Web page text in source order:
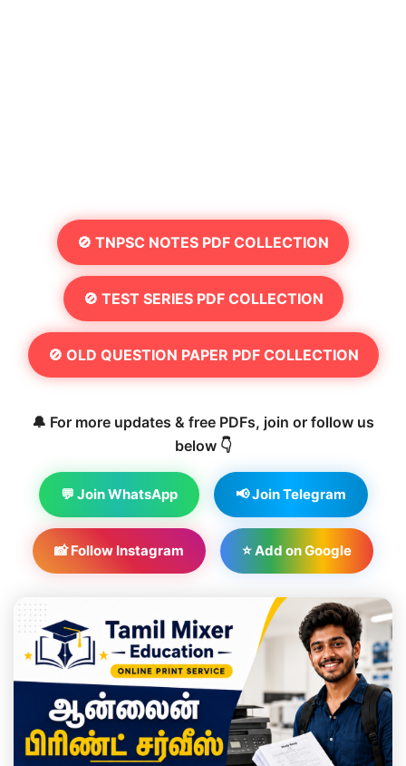
🚫 TNPSC NOTES PDF COLLECTION
🚫 TEST SERIES PDF COLLECTION
🚫 OLD QUESTION PAPER PDF COLLECTION
🔔 For more updates & free PDFs, join or follow us
below 👇
💬 Join WhatsApp 📢 Join Telegram
📸 Follow Instagram ⭐ Add on Google